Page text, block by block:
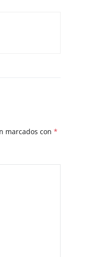
marcados con *